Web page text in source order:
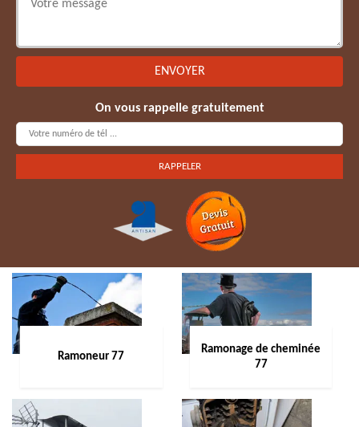
On vous rappelle gratuitement
Ramoneur 77
Ramonage de cheminée
77